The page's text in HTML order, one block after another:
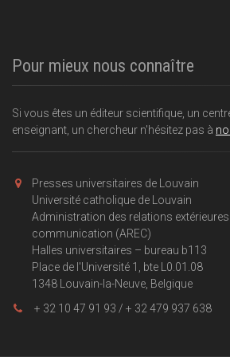
Pour mieux nous connaître
Si vous êtes un éditeur scientifique, un
enseignant, un chercheur n'hésitez pas à
Presses universitaires de Louvain
Université catholique de Louvain
Administration des relations extérieures
communication (AREC)
Halles universitaires – bureau b113
Place de l'Université 1, bte L0.01.08
1348 Louvain-la-Neuve, Belgique
+ 32 10 47 91 93 / + 32 479 937 638